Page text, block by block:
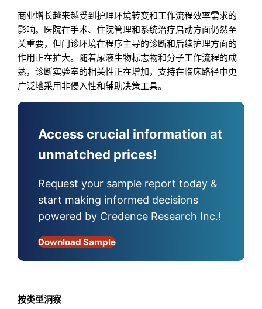
商业增长越来越受到护理环境转变和工作流程效率需求的
影响。医院在手术、住院管理和系统治疗启动方面仍然至
关重要，但门诊环境在程序主导的诊断和后续护理方面的
作用正在扩大。随着尿液生物标志物和分子工作流程的成
熟，诊断实验室的相关性正在增加，支持在临床路径中更
广泛地采用非侵入性和辅助决策工具。
Access crucial information at
unmatched prices!
Request your sample report today &
start making informed decisions
powered by Credence Research Inc.!
Download Sample
按类型洞察